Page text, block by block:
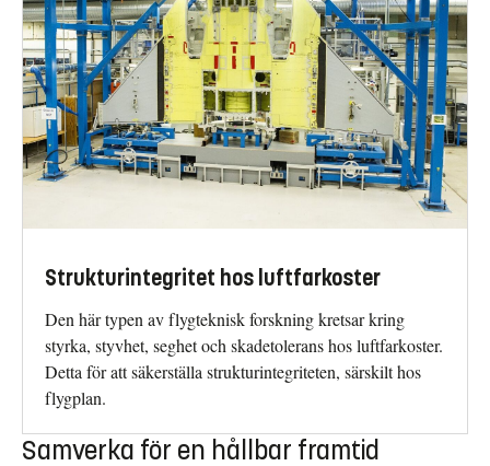
Strukturintegritet hos luftfarkoster
Den här typen av flygteknisk forskning kretsar kring
styrka, styvhet, seghet och skadetolerans hos luftfarkoster.
Detta för att säkerställa strukturintegriteten, särskilt hos
flygplan.
Samverka för en hållbar framtid